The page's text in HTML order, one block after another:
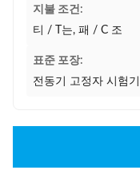
지불 조건:
티 / T는, 패 / C 조
표준 포장:
전동기 고정자 시험